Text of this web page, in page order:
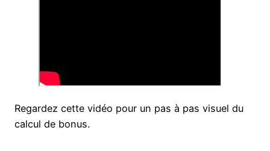
Regardez cette vidéo pour un pas à pas visuel du
calcul de bonus.